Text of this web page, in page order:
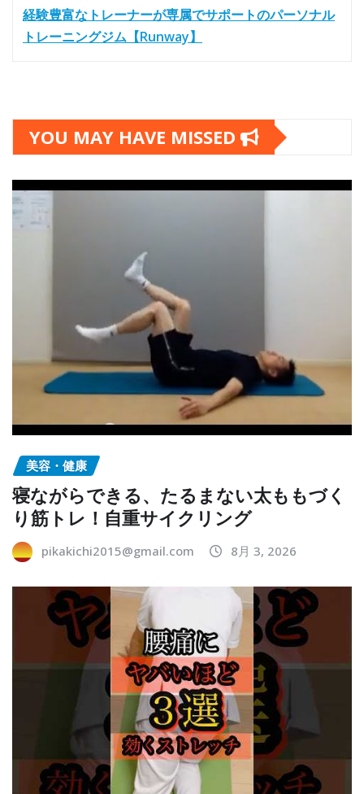
経験豊富なトレーナーが専属でサポートのパーソナル
トレーニングジム【Runway】
YOU MAY HAVE MISSED
美容・健康
寝ながらできる、たるまない太ももづく
り筋トレ！自重サイクリング
pikakichi2015@gmail.com 8月 3, 2026